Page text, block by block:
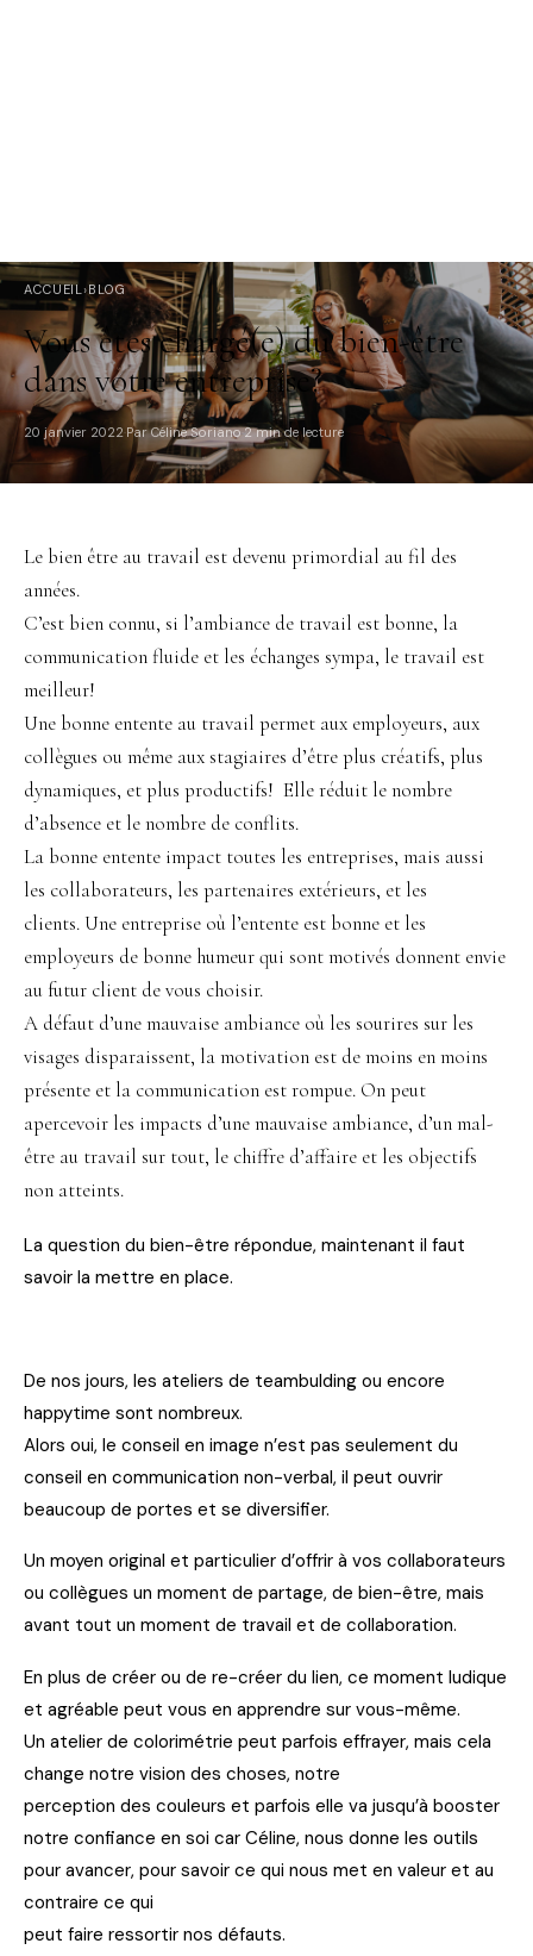
ACCUEIL›BLOG
Vous êtes chargé(e) du bien-être
dans votre entreprise?
20 janvier 2022·Par Céline Soriano·2 min de lecture
Le bien être au travail est devenu primordial au fil des
années.
C’est bien connu, si l’ambiance de travail est bonne, la
communication fluide et les échanges sympa, le travail est
meilleur!
Une bonne entente au travail permet aux employeurs, aux
collègues ou même aux stagiaires d’être plus créatifs, plus
dynamiques, et plus productifs! Elle réduit le nombre
d’absence et le nombre de conflits.
La bonne entente impact toutes les entreprises, mais aussi
les collaborateurs, les partenaires extérieurs, et les
clients. Une entreprise où l’entente est bonne et les
employeurs de bonne humeur qui sont motivés donnent envie
au futur client de vous choisir.
A défaut d’une mauvaise ambiance où les sourires sur les
visages disparaissent, la motivation est de moins en moins
présente et la communication est rompue. On peut
apercevoir les impacts d’une mauvaise ambiance, d’un mal-
être au travail sur tout, le chiffre d’affaire et les objectifs
non atteints.
La question du bien-être répondue, maintenant il faut
savoir la mettre en place.
De nos jours, les ateliers de teambulding ou encore
happytime sont nombreux.
Alors oui, le conseil en image n’est pas seulement du
conseil en communication non-verbal, il peut ouvrir
beaucoup de portes et se diversifier.
Un moyen original et particulier d’offrir à vos collaborateurs
ou collègues un moment de partage, de bien-être, mais
avant tout un moment de travail et de collaboration.
En plus de créer ou de re-créer du lien, ce moment ludique
et agréable peut vous en apprendre sur vous-même.
Un atelier de colorimétrie peut parfois effrayer, mais cela
change notre vision des choses, notre
perception des couleurs et parfois elle va jusqu’à booster
notre confiance en soi car Céline, nous donne les outils
pour avancer, pour savoir ce qui nous met en valeur et au
contraire ce qui
peut faire ressortir nos défauts.